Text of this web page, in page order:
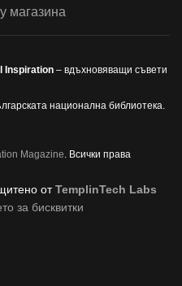
Inspiration – вдъхновяващи съвети
национална библиотека.
Magazine. Всички права
отTemplinTech Labs
за бисквитки